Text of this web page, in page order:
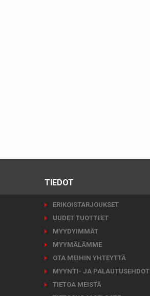
TIEDOT
ERIKOISTARJOUKSET
UUDET TUOTTEET
MYYDYIMMÄT
MYYMÄLÄMME
OTA MEIHIN YHTEYTTÄ
MYYNTI- JA PALAUTUSEHDOT
TIETOA MEISTÄ